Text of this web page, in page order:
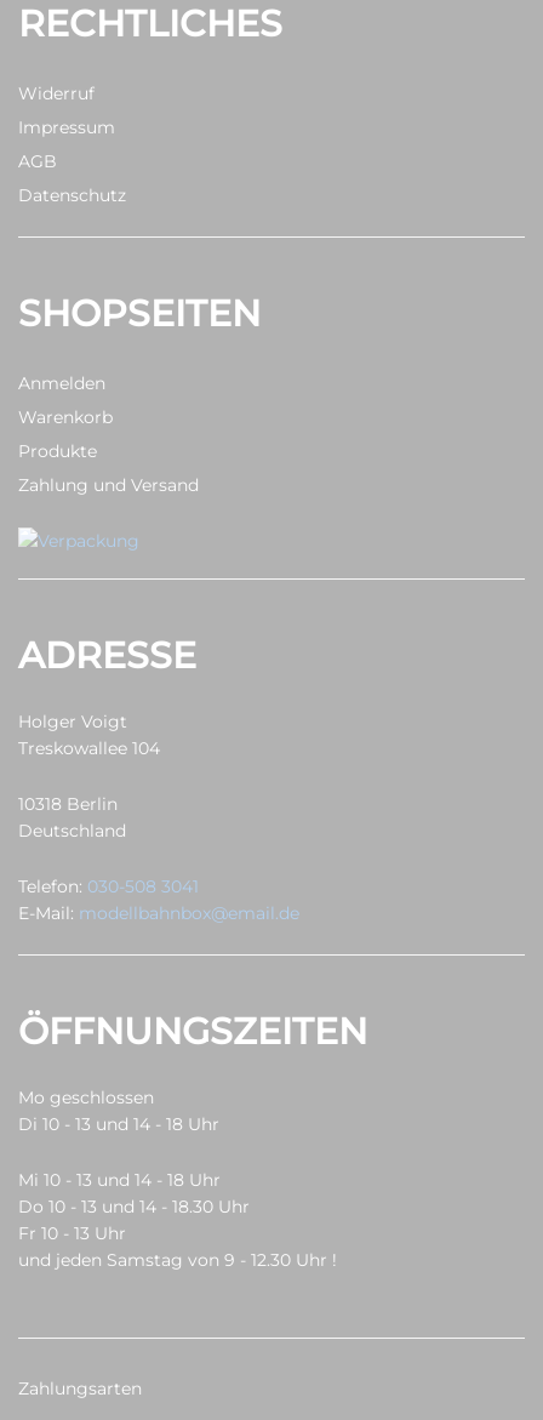
RECHTLICHES
Widerruf
Impressum
AGB
Datenschutz
SHOPSEITEN
Anmelden
Warenkorb
Produkte
Zahlung und Versand
ADRESSE
Holger Voigt
Treskowallee 104
10318 Berlin
Deutschland
Telefon: 030-508 3041
E-Mail: modellbahnbox@email.de
ÖFFNUNGSZEITEN
Mo geschlossen
Di 10 - 13 und 14 - 18 Uhr
Mi 10 - 13 und 14 - 18 Uhr
Do 10 - 13 und 14 - 18.30 Uhr
Fr 10 - 13 Uhr
und jeden Samstag von 9 - 12.30 Uhr !
Zahlungsarten